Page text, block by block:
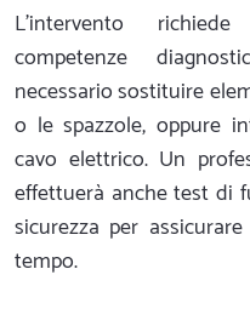
L'intervento
competenze
necessario sostituire
o le spazzole, oppure
cavo elettrico. Un
effettuerà anche test di
sicurezza per
tempo.